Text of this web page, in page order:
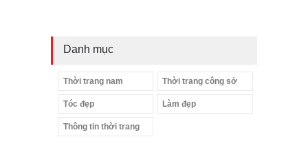
Danh mục
Thời trang nam Thời trang công sở
Tóc đẹp Làm đẹp
Thông tin thời trang